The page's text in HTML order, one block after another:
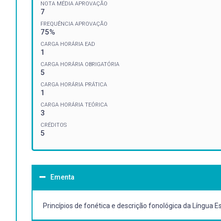
NOTA MÉDIA APROVAÇÃO
7
FREQUÊNCIA APROVAÇÃO
75%
CARGA HORÁRIA EAD
1
CARGA HORÁRIA OBRIGATÓRIA
5
CARGA HORÁRIA PRÁTICA
1
CARGA HORÁRIA TEÓRICA
3
CRÉDITOS
5
Ementa
Princípios de fonética e descrição fonológica da Língua